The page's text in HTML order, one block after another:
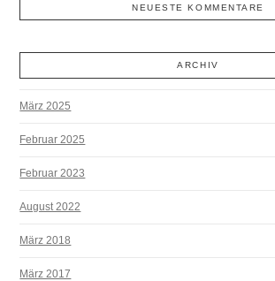
NEUESTE KOMMENTARE
ARCHIV
März 2025
Februar 2025
Februar 2023
August 2022
März 2018
März 2017